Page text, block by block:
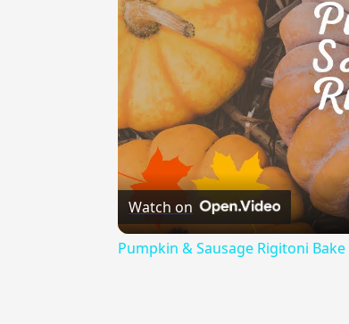
Watch on
Pumpkin & Sausage Rigitoni